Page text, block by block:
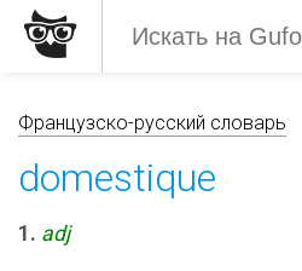
Французско-русский словарь
domestique
1. adj